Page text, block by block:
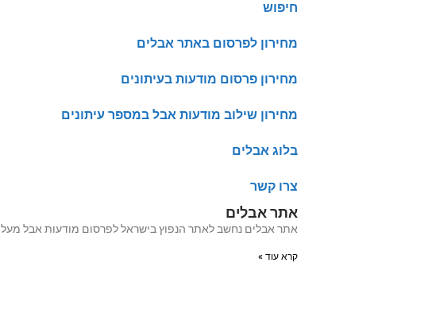
חיפוש
מחירון לפרסום באתר אבלים
מחירון פרסום מודעות בעיתונים
מחירון שילוב מודעות אבל במספר עיתונים
בלוג אבלים
צרו קשר
אתר אבלים
אתר אבלים נחשב לאתר הנפוץ בישראל לפרסום מודעות אבל מעל 20 שנה האתר עבר לאחרונה שדרוג מערכות על מנת שכל
קרא עוד »